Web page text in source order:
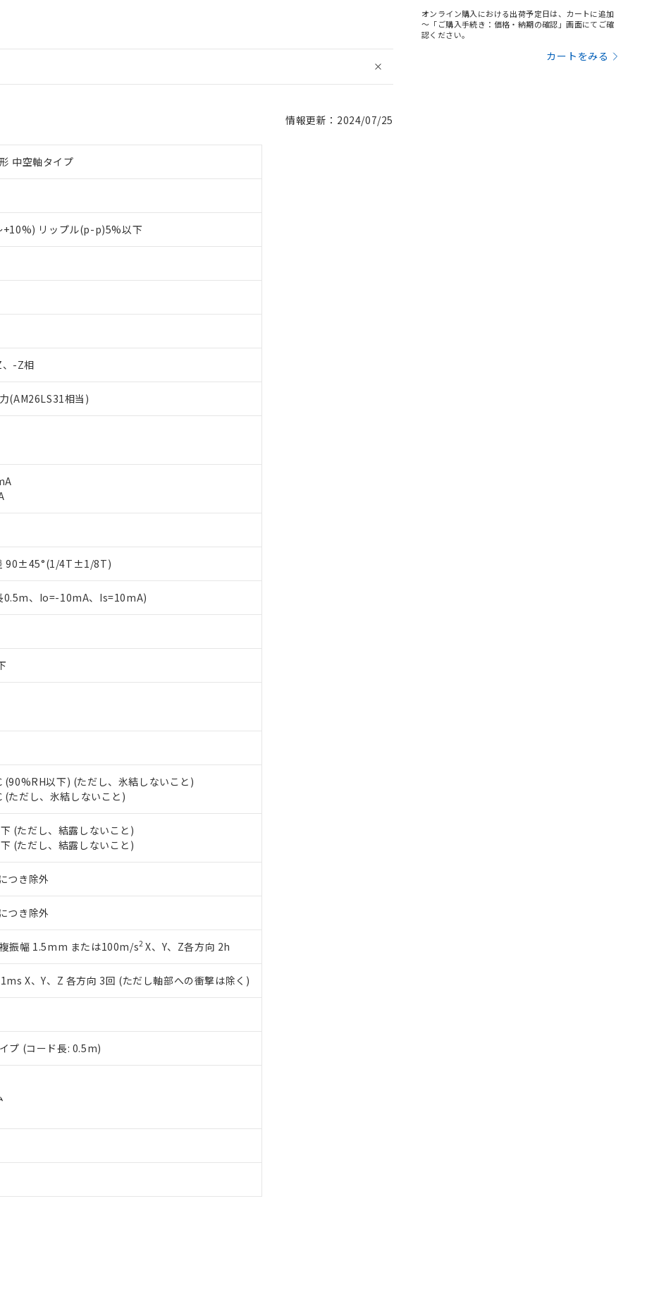
情報更新：2024/07/25
中空軸タイプ
+10%) リップル(p-p)5%以下
-Z相
(AM26LS31相当)
90±45°(1/4T±1/8T)
0.5m、Io=-10mA、Is=10mA)
以下) (ただし、氷結しないこと)
ただし、氷結しないこと)
(ただし、結露しないこと)
(ただし、結露しないこと)
つき除外
つき除外
振幅 1.5mm または100m/s2X、Y、Z各方向 2h
X、Y、Z 各方向 3回 (ただし軸部への衝撃は除く)
プ (コード長: 0.5m)
オンライン購入における出荷予定日は、カートに追加
～「ご購入手続き：価格・納期の確認」画面にてご確
認ください。
カートをみる
みいただき、同意のうえご利用ください。
器事業取扱商品の中には、本サービスの対象外となる商品もあることをご了承ください。
び標準価格照会結果は、記載している更新日時点での社内データに基づき作成されるも
覧された時点での実際の在庫および標準価格とは異なる場合があることをご了承くださ
況および標準価格はお客様のお取引先、またはお客様担当のオムロン制御機器販売店・
ご相談ください。
よび標準価格結果を当社の事前の承諾なく第三者に漏洩または開示しないようお願いしま
機能（部品リスト作成サービス）をご利用いただくには、I-Webメンバーズにご登録され
ェブサイト上で当社にご登録された部品リストについて、当社および当社の共同利用者
品・サービスに関するお客様との取引・商談に必要な範囲で利用することをご了承くだ
利用者とは、
します。
RoHS指令（10物質）の非含有に対応した製品が提供可能な商品です。
RoHS指令（10物質）の非含有の対応状況を調査中または確認中の商品です。
ンス料など無形物で、有害物質有無と関係のない商品です。
より、非含有部品としていたものが、含有品と判明した場合などやむを得ず変更すること
以下、ポリ臭化ビフェニル類(PBB) 1000ppm以下、ポリ臭化ジフェニルエーテル類(PBDE) 1000ppm以下、
ルヘキシル) (DEHP)(別名：DOP) 1000ppm以下、フタル酸ブチルベンジル（BBP） 1000ppm以下、フタル酸ジブチ
以下、フタル酸ジイソブチル (DIBP) 1000ppm以下
業用監視および制御機器に対する適用除外項目は除く。
４物質については閾値を超える意図的な使用がないことを確認しています。
え状況などにより、予定月が前後することがあります。
書ダウンロード
書をダウンロードすることができます。
物質）の非含有証明書
明書（当社基準）
のフタル酸エステル類４物質の対応では、対応完了までの期間は出荷製品に未対応品が
備考欄に対応日を記載しておりました。
す。
表
料含有率が中国RoHSの基準値を超えていることを示します。
す。当社販売部門へお問い合わせください。
準値 (GB/T26572)：
、 PBBs(ポリ臭化ビフェニル類) : 1000ppm、 PBDEs(ポリ臭化ジフェニルエーテル類) : 1000ppm、
) : 1000ppm、 DIBP(フタル酸ジイソブチル) : 1000ppm、 BBP(フタル酸ブチルベンジル) : 1000ppm、
用期限
（10物質）のすべてが基準値以下であることを示します。
す。当社販売部門へお問い合わせください。
または国外への提供する場合は、日本国政府の輸出許可(または役務取引許可)を取得する
手続きをとります。
品を、核兵器、ミサイル、化学兵器、生物兵器またはその他武器並びにこれらの製造装
使用いたしません。
製品を第三者に販売する場合は、上記1、2および3の内容を当該第三者に通知します。
販売先および販売に係わる関係者が違法に輸出するおそれがある場合は、取り引きをい
。
合意する
上の在庫あり
は満たないが在庫あり
し(最新の在庫状況については、お客様のお取引先、またはお客様担当のオムロン制御
店・当社販売員にご確認ください)
機種、また在庫状況の情報を公開していない機種